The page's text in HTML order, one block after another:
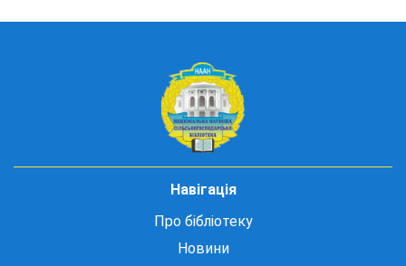
Навігація
Про бібліотеку
Новини